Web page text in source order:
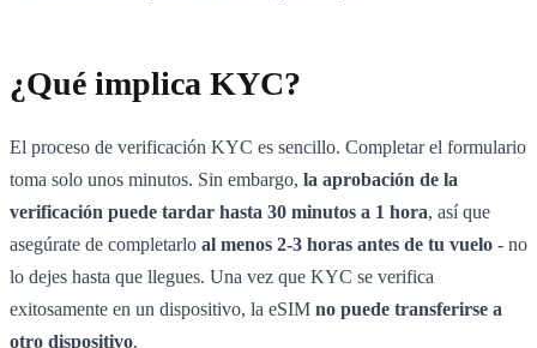
¿Qué implica KYC?
El proceso de verificación KYC es sencillo. Completar el formulario
toma solo unos minutos. Sin embargo, la aprobación de la
verificación puede tardar hasta 30 minutos a 1 hora, así que
asegúrate de completarlo al menos 2-3 horas antes de tu vuelo - no
lo dejes hasta que llegues. Una vez que KYC se verifica
exitosamente en un dispositivo, la eSIM no puede transferirse a
otro dispositivo.